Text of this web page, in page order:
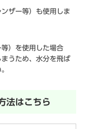
ザー等）も使用しま
）を使用した場合
うため、水分を飛ば
法はこちら